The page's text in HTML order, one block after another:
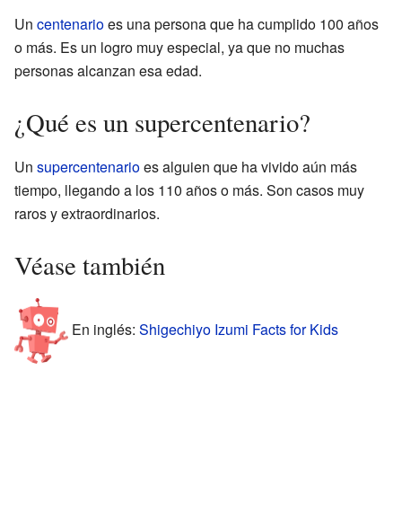
Un centenarioes una persona que ha cumplido 100 años
o más. Es un logro muy especial, ya que no muchas
personas alcanzan esa edad.
¿Qué es un supercentenario?
Un supercentenarioes alguien que ha vivido aún más
tiempo, llegando a los 110 años o más. Son casos muy
raros y extraordinarios.
Véase también
En inglés: Shigechiyo Izumi Facts for Kids